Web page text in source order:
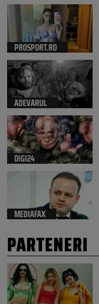
PROSPORT.RO
ADEVARUL
DIGI24
MEDIAFAX
PARTENERI